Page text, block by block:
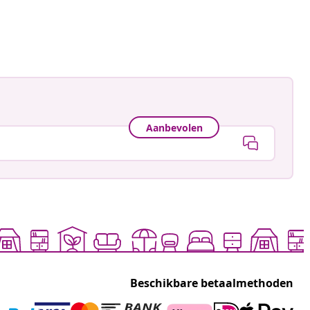
Aanbevolen
Beschikbare betaalmethoden